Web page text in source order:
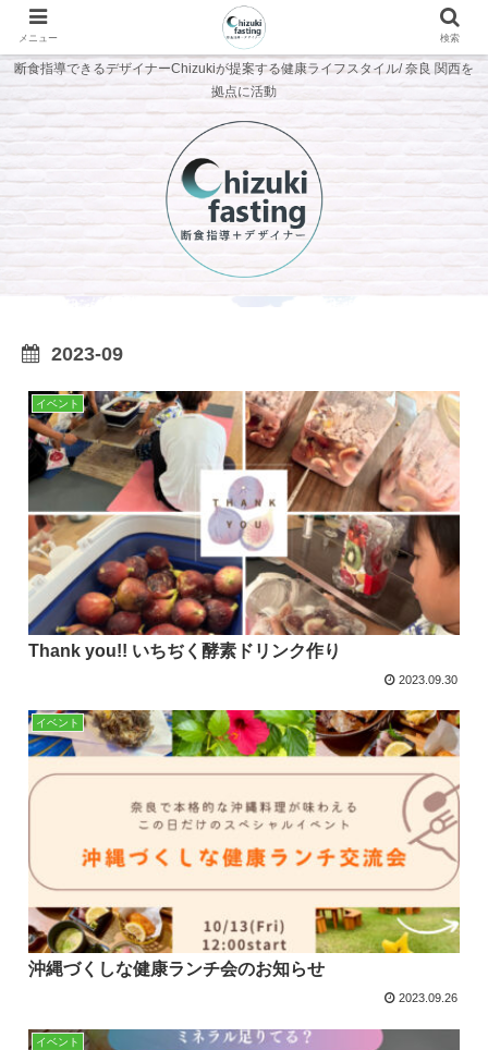
断食指導できるデザイナーChizukiが提案する健康ライフスタイル/ 奈良 関西を
拠点に活動
2023-09
イベント
Thank you!! いちぢく酵素ドリンク作り
2023.09.30
イベント
沖縄づくしな健康ランチ会のお知らせ
2023.09.26
イベント
メニュー 検索